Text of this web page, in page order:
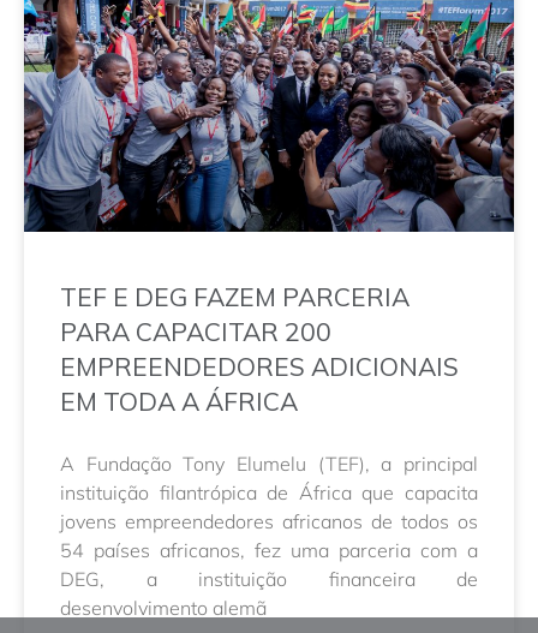
TEF E DEG FAZEM PARCERIA
PARA CAPACITAR 200
EMPREENDEDORES ADICIONAIS
EM TODA A ÁFRICA
A Fundação Tony Elumelu (TEF), a principal
instituição filantrópica de África que capacita
jovens empreendedores africanos de todos os
54 países africanos, fez uma parceria com a
DEG, a instituição financeira de
desenvolvimento alemã